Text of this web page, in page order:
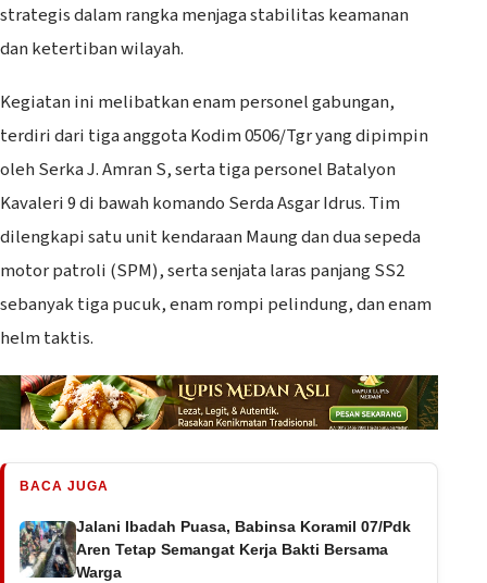
strategis dalam rangka menjaga stabilitas keamanan
dan ketertiban wilayah.
Kegiatan ini melibatkan enam personel gabungan,
terdiri dari tiga anggota Kodim 0506/Tgr yang dipimpin
oleh Serka J. Amran S, serta tiga personel Batalyon
Kavaleri 9 di bawah komando Serda Asgar Idrus. Tim
dilengkapi satu unit kendaraan Maung dan dua sepeda
motor patroli (SPM), serta senjata laras panjang SS2
sebanyak tiga pucuk, enam rompi pelindung, dan enam
helm taktis.
BACA JUGA
Jalani Ibadah Puasa, Babinsa Koramil 07/Pdk
Aren Tetap Semangat Kerja Bakti Bersama
Warga